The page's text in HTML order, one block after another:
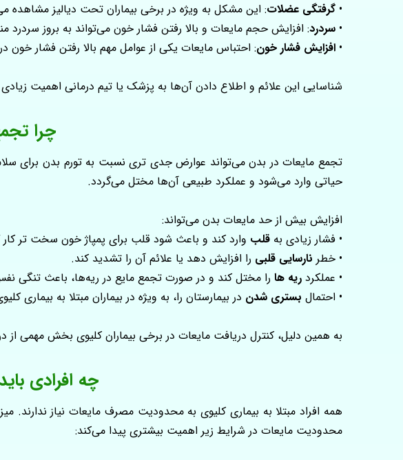
• گرفتگی عضلات: این مشکل به‌ ویژه در برخی بیماران تحت دیالیز مشاهده
• سردرد: افزایش حجم مایعات و بالا رفتن فشار خون می‌تواند به بروز سردرد
• افزایش فشار خون: احتباس مایعات یکی از عوامل مهم بالا رفتن فشار خون
شناسایی این علائم و اطلاع دادن آن‌ها به پزشک یا تیم درمانی اهمیت
چرا
تجمع مایعات در بدن می‌تواند عوارض جدی‌ تری نسبت به تورم بدن برای
حیاتی وارد می‌شود و عملکرد طبیعی آن‌ها مختل می‌گردد.
افزایش بیش از حد مایعات بدن می‌تواند:
• فشار زیادی به قلب وارد کند و باعث شود قلب برای پمپاژ خون سخت‌ تر کار
• خطر نارسایی قلبی را افزایش دهد یا علائم آن را تشدید کند.
• عملکرد ریه‌ ها را مختل کند و در صورت تجمع مایع در ریه‌ها، باعث تنگی
• احتمال بستری شدن در بیمارستان را، به‌ ویژه در بیماران مبتلا به بیماری
به همین دلیل، کنترل دریافت مایعات در برخی بیماران کلیوی بخش
چه افرادی
همه افراد مبتلا به بیماری کلیوی به محدودیت مصرف مایعات نیاز ندارند.
محدودیت مایعات در شرایط زیر اهمیت بیشتری پیدا می‌کند: